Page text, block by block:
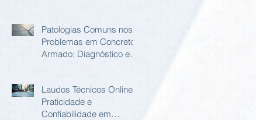
Patologias Comuns nos
Problemas em Concreto
Armado: Diagnóstico e
Laudos Técnicos Online:
Praticidade e
Confiabilidade em